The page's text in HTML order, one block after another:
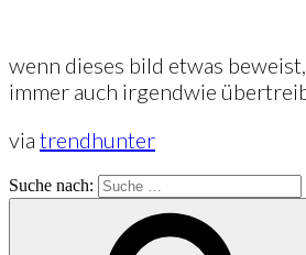
wenn dieses bild etwas
immer auch irgendwie
via trendhunter
Suche nach: